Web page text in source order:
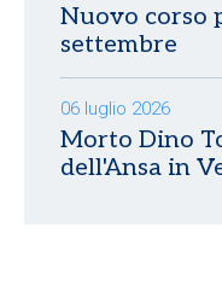
Nuovo corso
settembre
06 luglio 2026
Morto Dino
dell'Ansa in